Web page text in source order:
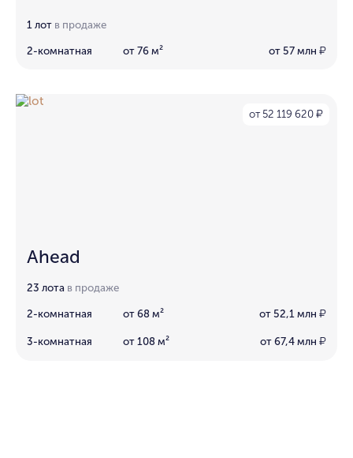
1 лот в продаже
2-комнатная от 76 м² от 57 млн ₽
от 52 119 620 ₽
Ahead
23 лота в продаже
2-комнатная от 68 м² от 52,1 млн ₽
3-комнатная от 108 м² от 67,4 млн ₽